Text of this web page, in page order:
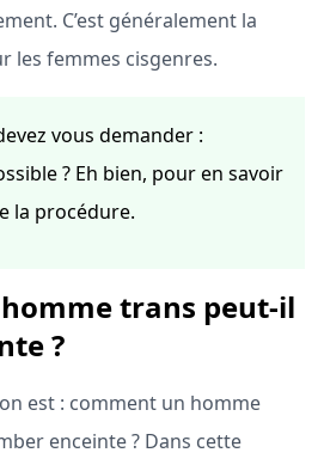
C’est généralement la
les femmes cisgenres.
vous demander :
? Eh bien, pour en savoir
la procédure.
trans peut-il
?
est : comment un homme
enceinte ? Dans cette